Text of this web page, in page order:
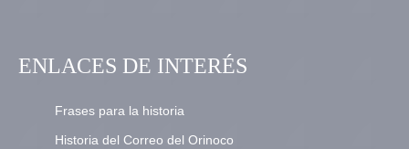
ENLACES DE INTERÉS
Frases para la historia
Historia del Correo del Orinoco